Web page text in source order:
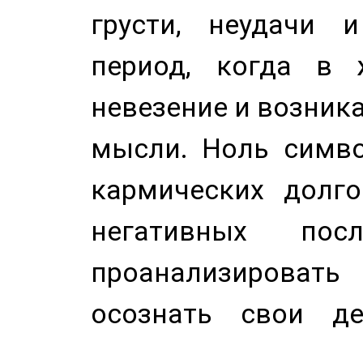
грусти, неудачи
период, когда в
невезение и
мысли. Ноль
кармических
негативных
осознать свои